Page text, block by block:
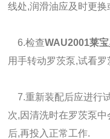
线处,润滑油应及时更换
6.检查WAU2001莱
用手转动罗茨泵,试看罗
7.重新装配后应进行
次,因清洗时在罗茨泵
后,再投入正常工作.